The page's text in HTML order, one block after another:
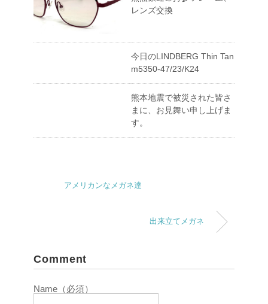
レンズ交換
今日のLINDBERG Thin Tan
m5350-47/23/K24
熊本地震で被災された皆さ
まに、お見舞い申し上げま
す。
アメリカンなメガネ達
出来立てメガネ
Comment
Name（必須）